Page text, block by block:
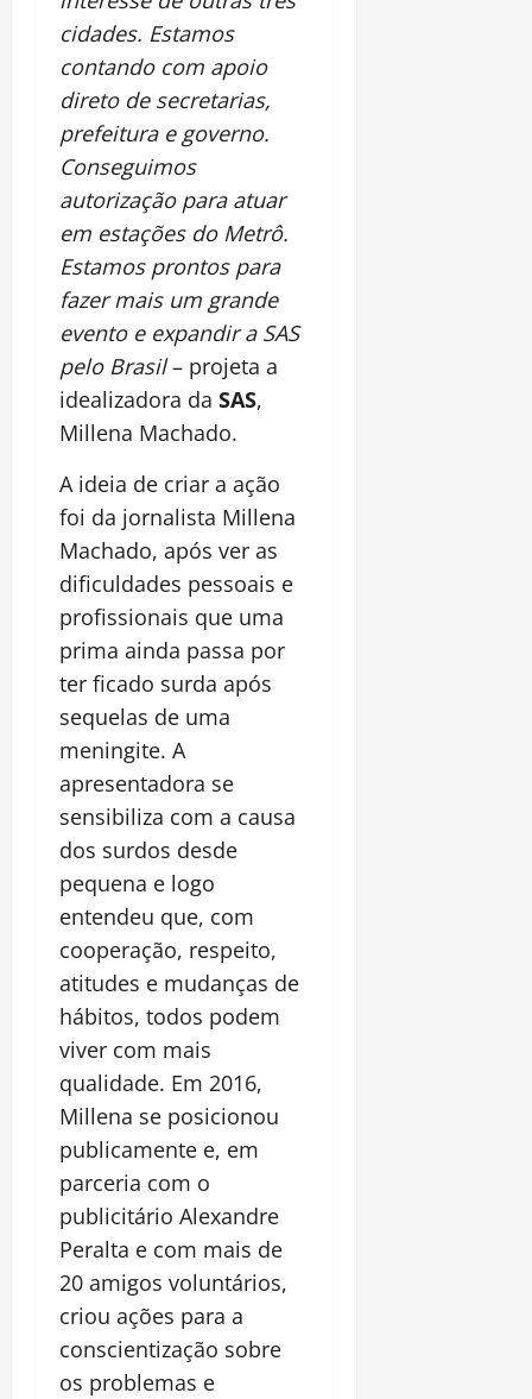
cidades. Estamos
contando com apoio
direto de secretarias,
prefeitura e governo.
Conseguimos
autorização para atuar
em estações do Metrô.
Estamos prontos para
fazer mais um grande
evento e expandir a SAS
pelo Brasil– projeta a
idealizadora da SAS,
Millena Machado.
A ideia de criar a ação
foi da jornalista Millena
Machado, após ver as
dificuldades pessoais e
profissionais que uma
prima ainda passa por
ter ficado surda após
sequelas de uma
meningite. A
apresentadora se
sensibiliza com a causa
dos surdos desde
pequena e logo
entendeu que, com
cooperação, respeito,
atitudes e mudanças de
hábitos, todos podem
viver com mais
qualidade. Em 2016,
Millena se posicionou
publicamente e, em
parceria com o
publicitário Alexandre
Peralta e com mais de
20 amigos voluntários,
criou ações para a
conscientização sobre
os problemas e